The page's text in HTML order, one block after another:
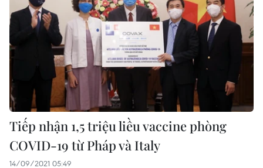
Tiếp nhận 1,5 triệu liều vaccine phòng
COVID-19 từ Pháp và Italy
14/09/2021 05:49